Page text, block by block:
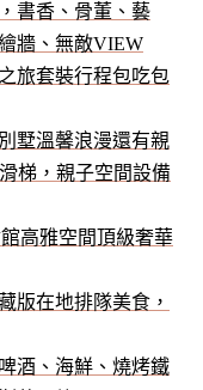
書香、骨董、藝
牆、無敵VIEW
旅套裝行程包吃包
墅溫馨浪漫還有親
梯，親子空間設備
館高雅空間頂級奢華
版在地排隊美食，
酒、海鮮、燒烤鐵